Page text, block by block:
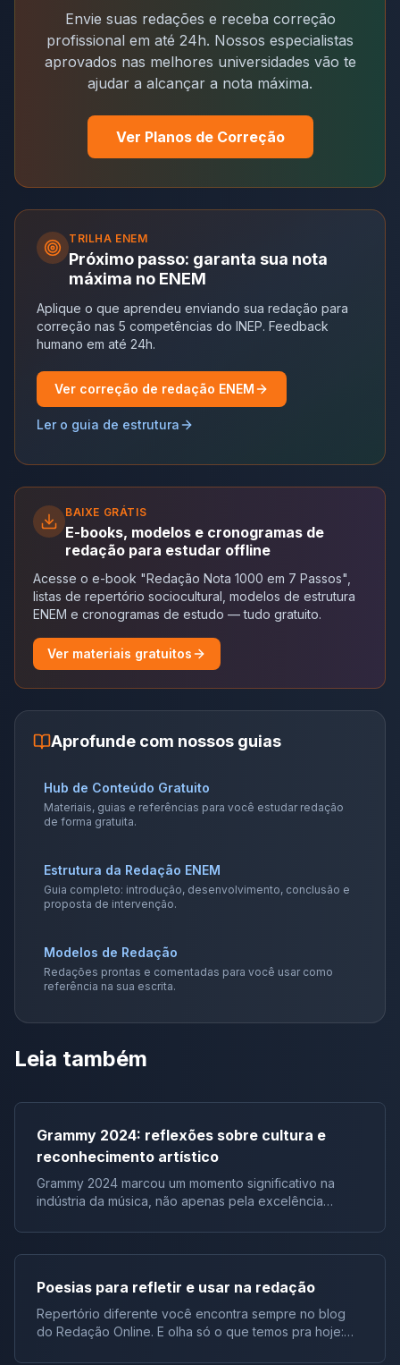
Envie suas redações e receba correção
profissional em até 24h. Nossos especialistas
aprovados nas melhores universidades vão te
ajudar a alcançar a nota máxima.
Ver Planos de Correção
TRILHA ENEM
Próximo passo: garanta sua nota
máxima no ENEM
Aplique o que aprendeu enviando sua redação para
correção nas 5 competências do INEP. Feedback
humano em até 24h.
Ver correção de redação ENEM
Ler o guia de estrutura
BAIXE GRÁTIS
E-books, modelos e cronogramas de
redação para estudar offline
Acesse o e-book "Redação Nota 1000 em 7 Passos",
listas de repertório sociocultural, modelos de estrutura
ENEM e cronogramas de estudo — tudo gratuito.
Ver materiais gratuitos
Aprofunde com nossos guias
Hub de Conteúdo Gratuito
Materiais, guias e referências para você estudar redação
de forma gratuita.
Estrutura da Redação ENEM
Guia completo: introdução, desenvolvimento, conclusão e
proposta de intervenção.
Modelos de Redação
Redações prontas e comentadas para você usar como
referência na sua escrita.
Leia também
Grammy 2024: reflexões sobre cultura e
reconhecimento artístico
Grammy 2024 marcou um momento significativo na
indústria da música, não apenas pela excelência
pelos discursos e reações que ecoaram além do
evento em si. Em particular, o discurso do renomado
sobre a falta de artistas negros sendo premiados em
categorias importantes do Grammy. Esses eventos
proporcionam amplo repertório sociocultural para suas
redações. Estudantes, este artigo é muito relevante.
Poesias para refletir e usar na redação
Repertório diferente você encontra sempre no blog
do Redação Online. E olha só o que temos pra hoje: